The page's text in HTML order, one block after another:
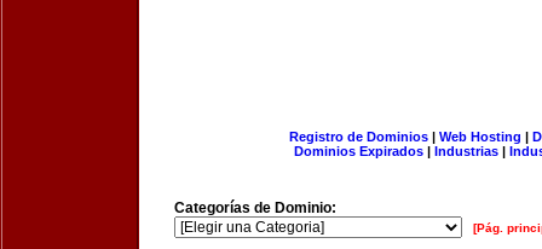
Registro de Dominios| Web Hosting |
Dominios Expirados | Industrias |
Categorías de Dominio:
[Pág.